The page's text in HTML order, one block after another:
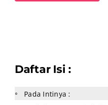
Daftar Isi :
Pada Intinya :